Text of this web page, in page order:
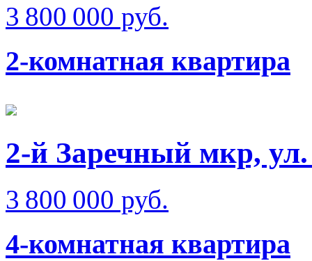
3 800 000 руб.
2-комнатная квартира
2-й Заречный мкр,
3 800 000 руб.
4-комнатная квартира